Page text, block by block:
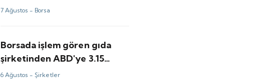
kulüp oldu
7 Ağustos - Borsa
Borsada işlem gören gıda
şirketinden ABD'ye 3.15
milyon dolarlık satış
6 Ağustos - Şirketler